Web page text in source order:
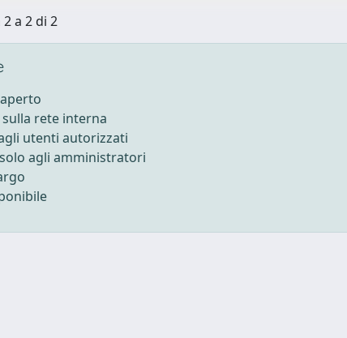
a 2 di 2
rete interna
utenti autorizzati
agli amministratori